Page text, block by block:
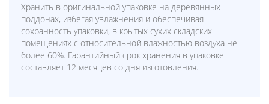
Хранить в оригинальной упаковке на деревянных
поддонах, избегая увлажнения и обеспечивая
сохранность упаковки, в крытых сухих складских
помещениях с относительной влажностью воздуха не
более 60%. Гарантийный срок хранения в упаковке
составляет 12 месяцев со дня изготовления.